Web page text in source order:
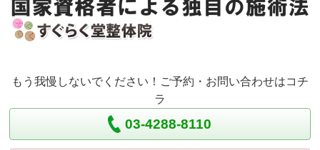
もう我慢しないでください！ご予約・お問い合わせはコチ
ラ
03-4288-8110